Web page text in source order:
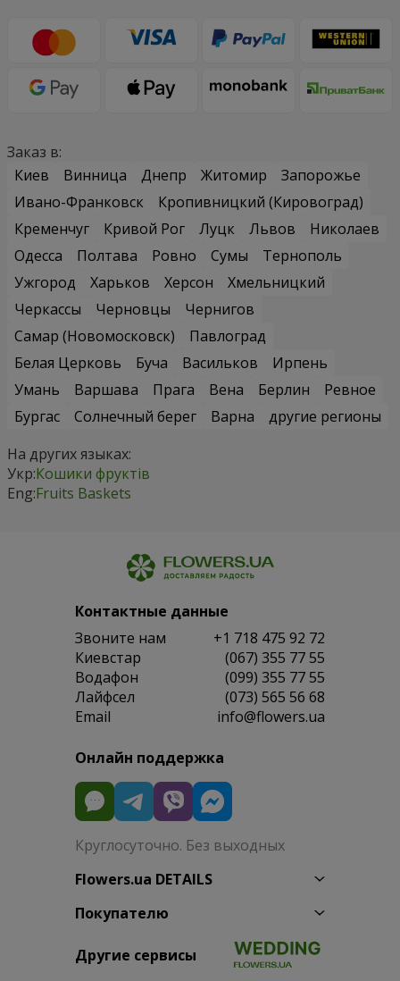
Заказ в:
Киев
Винница Днепр Житомир
Запорожье
Ивано-Франковск
Кропивницкий (Кировоград)
Кременчуг
Кривой Рог Луцк Львов
Николаев
Одесса
Полтава Ровно Сумы
Тернополь
Ужгород
Харьков Херсон
Хмельницкий
Черкассы
Черновцы
Чернигов
Самар (Новомосковск)
Павлоград
Белая Церковь
Буча Васильков
Ирпень
Умань
Варшава Прага Вена Берлин
Ревное
Бургас
Солнечный берег Варна
другие регионы
На других языках:
Укр:Кошики фруктів
Eng:Fruits Baskets
Контактные данные
Звоните нам
+1 718 475 92 72
Киевстар
(067) 355 77 55
Водафон
(099) 355 77 55
Лайфсел
(073) 565 56 68
Email
info@flowers.ua
Онлайн поддержка
Круглосуточно. Без выходных
Flowers.ua DETAILS
Покупателю
Другие сервисы